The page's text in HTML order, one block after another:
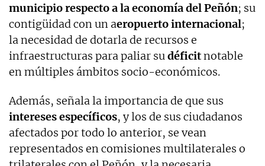
municipio respecto a la economía del Peñón; su
contigüidad con un aeropuerto internacional;
la necesidad de dotarla de recursos e
infraestructuras para paliar sudéficitnotable
en múltiples ámbitos socio-económicos.
Además, señala la importancia de que sus
intereses específicos, y los de sus ciudadanos
afectados por todo lo anterior, se vean
representados en comisiones multilaterales o